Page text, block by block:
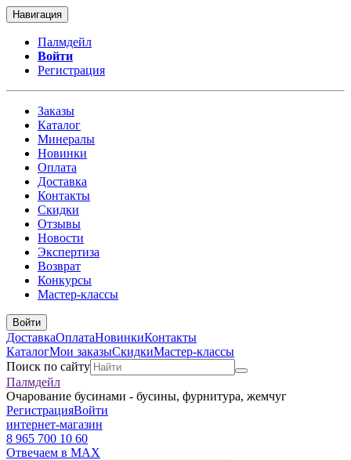
Навигация
Палмдейл
Войти
Регистрация
Заказы
Каталог
Минералы
Новинки
Оплата
Доставка
Контакты
Скидки
Отзывы
Новости
Экспертиза
Возврат
Конкурсы
Мастер-классы
Войти
ДоставкаОплатаНовинкиКонтакты
КаталогМои заказыСкидкиМастер-классы
Поиск по сайту
Палмдейл
Очарование бусинами - бусины, фурнитура, жемчуг
РегистрацияВойти
интернет-магазин
8 965 700 10 60
Отвечаем в MAX